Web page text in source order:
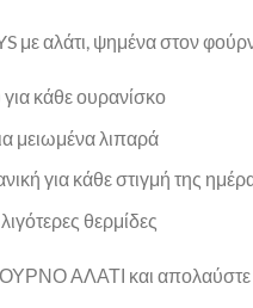
με αλάτι, ψημένα στον
κάθε ουρανίσκο
μειωμένα λιπαρά
για κάθε στιγμή της
θερμίδες
ΑΛΑΤΙ και απολαύστε